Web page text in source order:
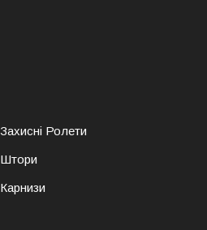
Захисні Ролети
Штори
Карнизи